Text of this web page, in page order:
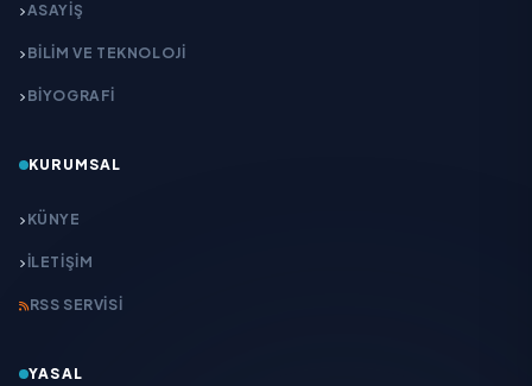
ASAYİŞ
BİLİM VE TEKNOLOJİ
BİYOGRAFİ
KURUMSAL
KÜNYE
İLETIŞIM
RSS SERVISI
YASAL